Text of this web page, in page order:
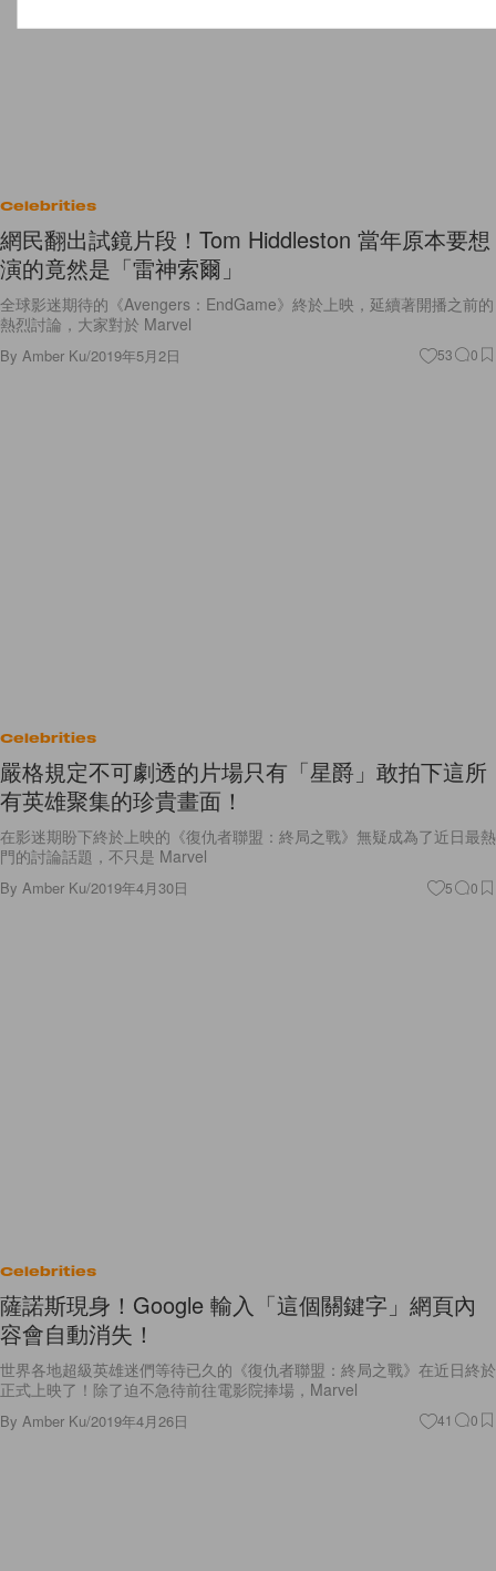
Celebrities
網民翻出試鏡片段！Tom Hiddleston 當年原本要想
演的竟然是「雷神索爾」
全球影迷期待的《Avengers：EndGame》終於上映，延續著開播之前的
熱烈討論，大家對於 Marvel
By Amber Ku/2019年5月2日 53 0
Celebrities
嚴格規定不可劇透的片場只有「星爵」敢拍下這所
有英雄聚集的珍貴畫面！
在影迷期盼下終於上映的《復仇者聯盟：終局之戰》無疑成為了近日最熱
門的討論話題，不只是 Marvel
By Amber Ku/2019年4月30日 5 0
Celebrities
薩諾斯現身！Google 輸入「這個關鍵字」網頁內
容會自動消失！
世界各地超級英雄迷們等待已久的《復仇者聯盟：終局之戰》在近日終於
正式上映了！除了迫不急待前往電影院捧場，Marvel
By Amber Ku/2019年4月26日 41 0